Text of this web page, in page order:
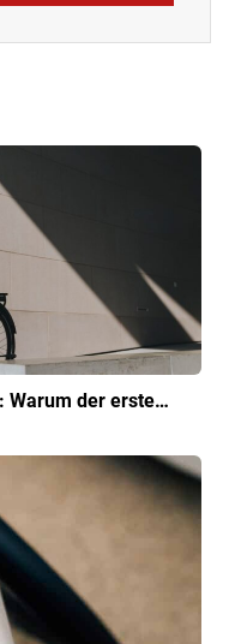
Warum der erste…